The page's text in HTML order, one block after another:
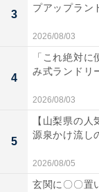
ビジネスシー
え表現
どうなるか不安
3
プアップラン
2026/08/03
4
「これ絶対
み式ランドリ
2026/08/03
5
【山梨県の
源泉かけ流し
2026/08/05
玄関に〇〇置